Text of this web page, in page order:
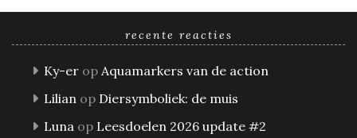
recente reacties
Ky-er op Aquamarkers van de action
Lilian op Diersymboliek: de muis
Luna op Leesdoelen 2026 update #2